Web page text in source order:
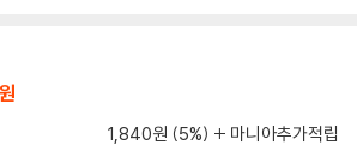
1,840원 (5%) 마니아추가적립